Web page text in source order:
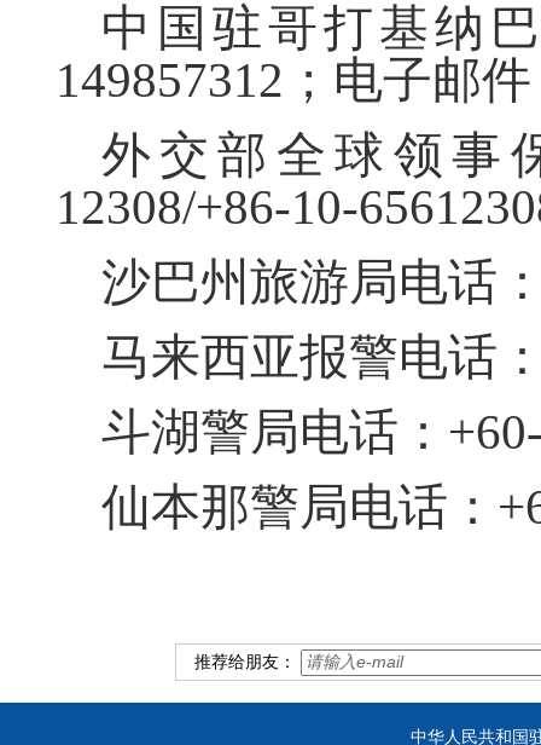
中国驻哥打基纳
149857312；电子邮
外交部全球领事
12308/+86-10-
沙巴州旅游局电话
马来西亚报警电话
斗湖警局电话：
仙本那警局电话：
推荐给朋友：
中华人民共和国